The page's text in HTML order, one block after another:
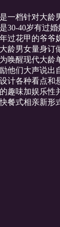
一档针对大龄
30-40岁有过
过花甲的爷爷
龄男女量身订
醒现代大龄
他们大声说出
计各种看点和
趣味加娱乐性
餐式相亲新形